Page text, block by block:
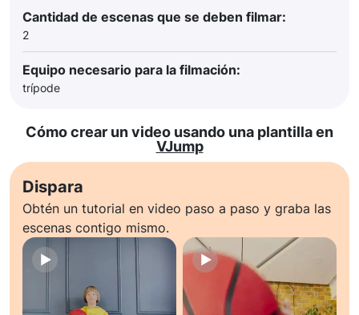
Cantidad de escenas que se deben filmar:
2
Equipo necesario para la filmación:
trípode
Cómo crear un video usando una plantilla en
VJump
Dispara
Obtén un tutorial en video paso a paso y graba las
escenas contigo mismo.